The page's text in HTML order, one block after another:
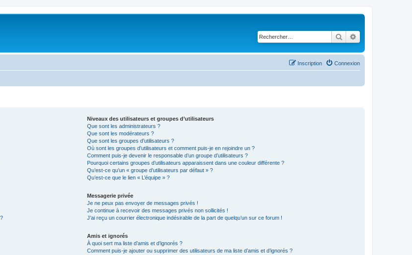
Rechercher
Connexion
Inscription
Niveaux des utilisateurs et groupes d’utilisateurs
Que sont les administrateurs ?
Que sont les modérateurs ?
Que sont les groupes d’utilisateurs ?
Où sont les groupes d’utilisateurs et comment puis-je en rejoindre un ?
Comment puis-je devenir le responsable d’un groupe d’utilisateurs ?
Pourquoi certains groupes d’utilisateurs apparaissent dans une couleur différente ?
Qu’est-ce qu’un « groupe d’utilisateurs par défaut » ?
Qu’est-ce que le lien « L’équipe » ?
Messagerie privée
Je ne peux pas envoyer de messages privés !
Je continue à recevoir des messages privés non sollicités !
J’ai reçu un courrier électronique indésirable de la part de quelqu’un sur ce forum !
Amis et ignorés
À quoi sert ma liste d’amis et d’ignorés ?
Comment puis-je ajouter ou supprimer des utilisateurs de ma liste d’amis et d’ignorés ?